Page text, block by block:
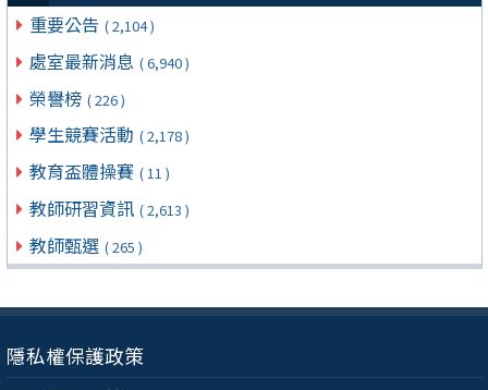
重要公告 ( 2,104 )
處室最新消息 ( 6,940 )
榮譽榜 ( 226 )
學生競賽活動 ( 2,178 )
教育盃體操賽 ( 11 )
教師研習資訊 ( 2,613 )
教師甄選 ( 265 )
隱私權保護政策